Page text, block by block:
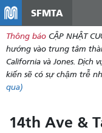
SFMTA
Thông báo CẬP NHẬT
hướng vào trung tâm
California và Jones.
kiến ​​sẽ có sự chậm trễ
qua)
14th Ave &